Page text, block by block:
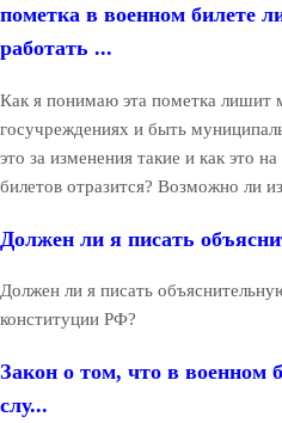
пометка в военном билете
работать ...
Как я понимаю эта пометка лишит
госучреждениях и быть
это за изменения такие и как это
билетов отразится? Возможно ли
Должен ли я писать
Должен ли я писать
конституции РФ?
Закон о том, что в военном
слу...